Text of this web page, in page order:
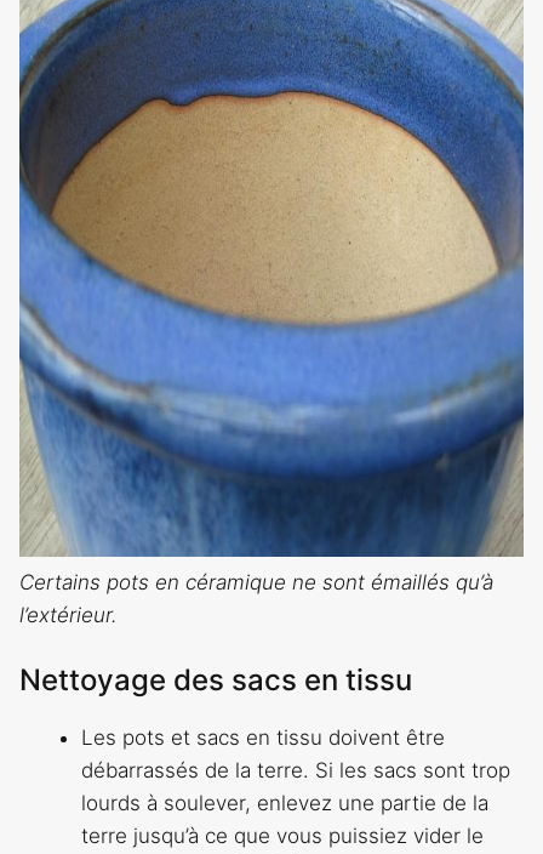
Certains pots en céramique ne sont émaillés qu’à
l’extérieur.
Nettoyage des sacs en tissu
Les pots et sacs en tissu doivent être
débarrassés de la terre. Si les sacs sont trop
lourds à soulever, enlevez une partie de la
terre jusqu’à ce que vous puissiez vider le